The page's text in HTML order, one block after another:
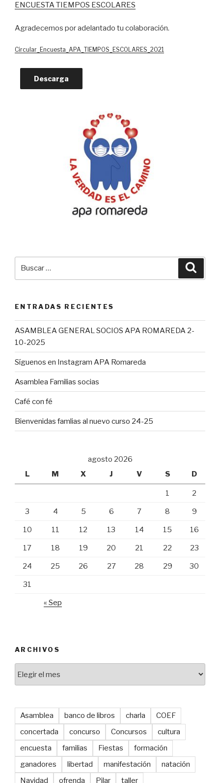
ENCUESTA TIEMPOS ESCOLARES
Agradecemos por adelantado tu colaboración.
Circular_Encuesta_APA_TIEMPOS_ESCOLARES_2021
Descarga
ENTRADAS RECIENTES
ASAMBLEA GENERAL SOCIOS APA ROMAREDA 2-
10-2025
Síguenos en Instagram APA Romareda
Asamblea Familias socias
Café con fé
Bienvenidas famlias al nuevo curso 24-25
agosto 2026
L
M X J V S D
1 2
3 4 5 6 7 8 9
10 11 12 13 14 15 16
17 18 19 20 21 22 23
24 25 26 27 28 29 30
31
« Sep
ARCHIVOS
Asamblea banco de libros charla
COEF
concertada
concurso Concursos
cultura
encuesta
familias Fiestas
formación
ganadores
libertad manifestación
natación
Navidad
ofrenda Pilar taller